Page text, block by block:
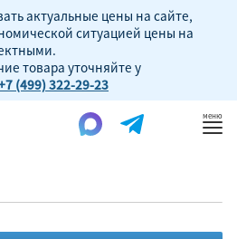
актуальные цены на сайте,
ситуацией цены на
товара уточняйте у
(499) 322-29-23